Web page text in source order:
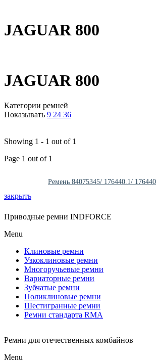
JAGUAR 800
JAGUAR 800
Категории ремней
Показывать 9 24 36
Showing 1 - 1 out of 1
Page 1 out of 1
Ремень 84075345/ 176440.1/
закрыть
Приводные ремни INDFORCE
Menu
Клиновые ремни
Узкоклиновые ремни
Многоручьевые ремни
Вариаторные ремни
Зубчатые ремни
Поликлиновые ремни
Шестигранные ремни
Ремни стандарта RMA
Ремни для отечественных комбайнов
Menu